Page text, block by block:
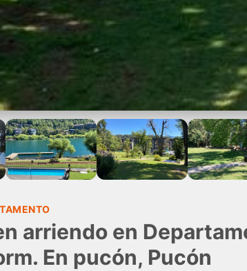
arriendo en
En pucón, Pucón